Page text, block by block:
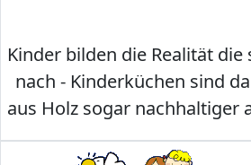
Kinder bilden die Realität die
nach - Kinderküchen sind
aus Holz sogar nachhaltiger